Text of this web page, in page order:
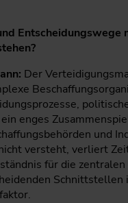
Entscheidungswege
Der
enges
und
versteht, verliert
für die
Schnittstellen